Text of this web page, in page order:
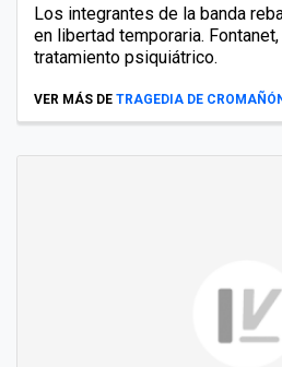
Los integrantes de la banda
en libertad temporaria.
tratamiento psiquiátrico.
VER MÁS DE TRAGEDIA DE